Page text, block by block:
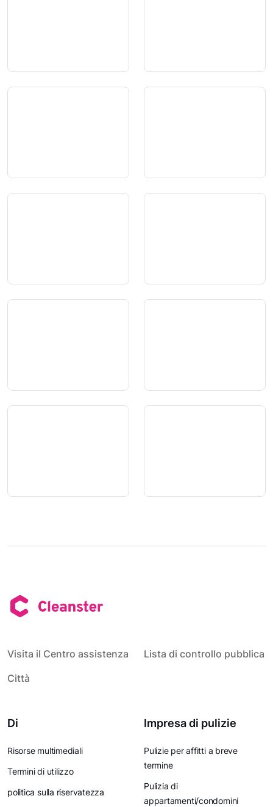
Visita il Centro assistenza
Lista di controllo pubblica
Città
Di
Risorse multimediali
Termini di utilizzo
politica sulla riservatezza
Impresa di pulizie
Pulizie per affitti a breve
termine
Pulizia di
appartamenti/condomini